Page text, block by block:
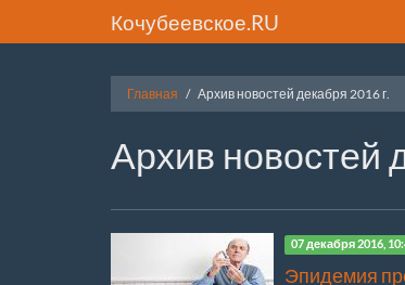
Кочубеевское.RU
Главная Архив новостей декабря 2016 г.
Архив новостей
07 декабря 2016,
Эпидемия